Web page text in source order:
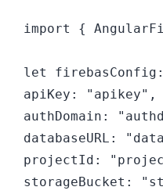
import {
let
apiKey: "apikey",
authDomain:
databaseURL:
projectId:
storageBucket: